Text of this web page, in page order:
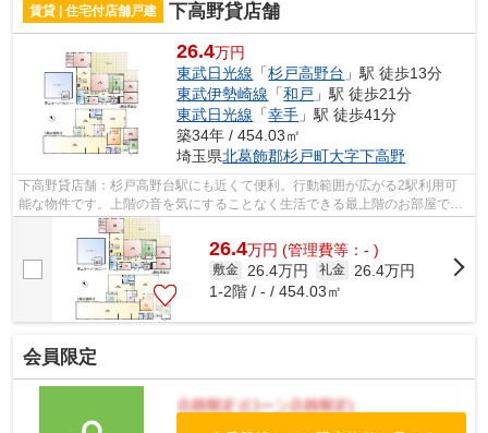
賃貸 | 住宅付店舗戸建 下高野貸店舗
26.4万円
東武日光線 「杉戸高野台 」駅 徒歩13分
東武伊勢崎線 「和戸 」駅 徒歩21分
東武日光線 「幸手 」駅 徒歩41分
築34年 / 454.03㎡
埼玉県北葛飾郡杉戸町大字下高野
下高野貸店舗：杉戸高野台駅にも近くて便利。行動範囲が広がる2駅利用可
能な物件です。上階の音を気にすることなく生活できる最上階のお部屋で
す。駅まで歩いて13分ほどの、魅力的な立...
26.4万円 (管理費等：- )
敷金 26.4万円 礼金
26.4万円
1-2階 / - / 454.03㎡
会員限定